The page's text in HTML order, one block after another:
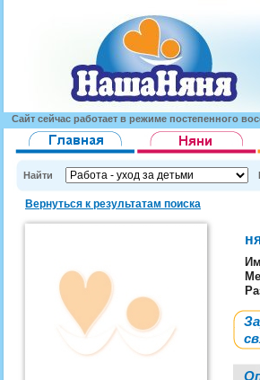
Сайт сейчас работает в режиме постепенного
Найти
Вернуться к результатам поиска